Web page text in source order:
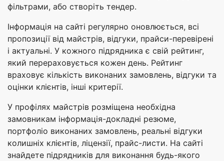
фільтрами, або створіть тендер.
Інформація на сайті регулярно оновлюється, всі
пропозиції від майстрів, відгуки, прайси-перевірені
і актуальні. У кожного підрядника є свій рейтинг,
який перераховується кожен день. Рейтинг
враховує кількість виконаних замовлень, відгуки та
оцінки клієнтів, інші критерії.
У профілях майстрів розміщена необхідна
замовникам інформація-докладні резюме,
портфоліо виконаних замовлень, реальні відгуки
колишніх клієнтів, ліцензії, прайс-листи. На сайті
знайдете підрядників для виконання будь-якого